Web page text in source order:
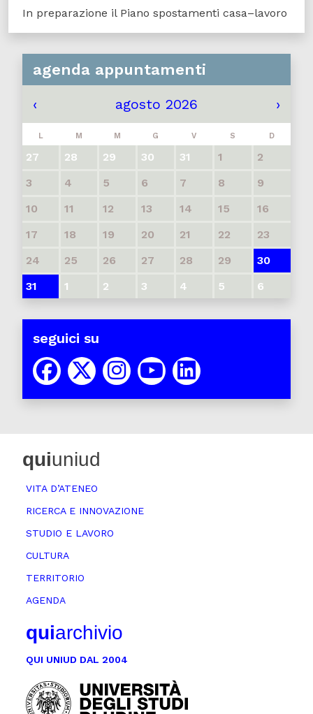
In preparazione il Piano spostamenti casa–lavoro
agenda appuntamenti
‹ agosto 2026 ›
L M M G V S D
27 28 29 30 31 1
2
3
4 5 6 7 8
9
10
11 12 13 14 15
16
17
18 19 20 21 22
23
24
25 26 27 28 29
30
31
1 2 3 4 5 6
seguici su
quiuniud
VITA D’ATENEO
RICERCA E INNOVAZIONE
STUDIO E LAVORO
CULTURA
TERRITORIO
AGENDA
quiarchivio
QUI UNIUD DAL 2004